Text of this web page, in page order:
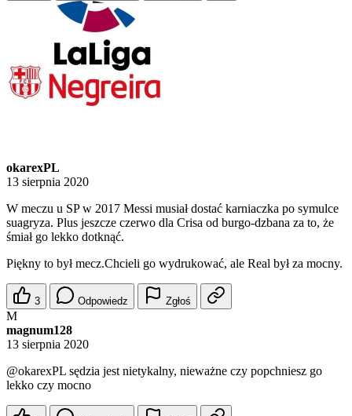
okarexPL
13 sierpnia 2020
W meczu u SP w 2017 Messi musiał dostać karniaczka po symulce
suagryza. Plus jeszcze czerwo dla Crisa od burgo-dzbana za to, że
śmiał go lekko dotknąć.
Piękny to był mecz.Chcieli go wydrukować, ale Real był za mocny.
3 Odpowiedz Zgłoś
M
magnum128
13 sierpnia 2020
@okarexPL sędzia jest nietykalny, nieważne czy popchniesz go
lekko czy mocno